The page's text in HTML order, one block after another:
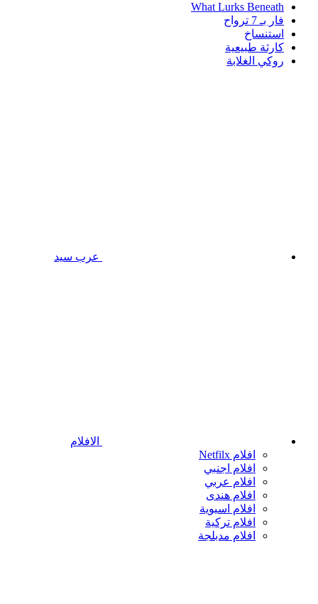
What Lurks Beneath
فار بـ 7 ترواح
استنساخ
كارثة طبيعية
روكي الغلابة
عرب سيد
الافلام
افلام Netfilx
افلام اجنبي
افلام عربي
افلام هندى
افلام اسيوية
افلام تركية
افلام مدبلجة